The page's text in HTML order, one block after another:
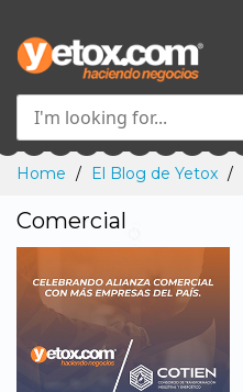
Skip
Content
Home El Blog de Yetox
Comercial